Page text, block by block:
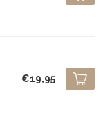
€19,95